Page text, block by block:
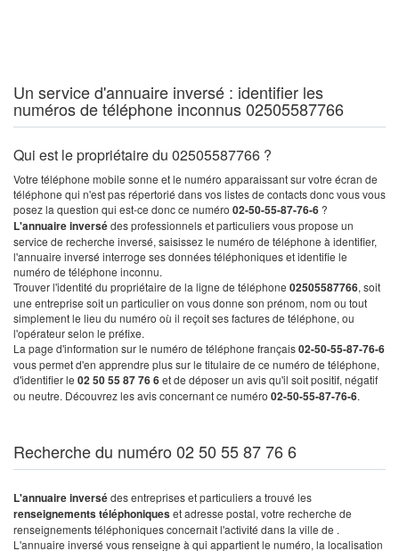
Un service d'annuaire inversé : identifier les
numéros de téléphone inconnus 02505587766
Qui est le propriétaire du 02505587766 ?
Votre téléphone mobile sonne et le numéro apparaissant sur votre écran de
téléphone qui n'est pas répertorié dans vos listes de contacts donc vous vous
posez la question qui est-ce donc ce numéro 02-50-55-87-76-6 ?
L'annuaire inversédes professionnels et particuliers vous propose un
service de recherche inversé, saisissez le numéro de téléphone à identifier,
l'annuaire inversé interroge ses données téléphoniques et identifie le
numéro de téléphone inconnu.
Trouver l'identité du propriétaire de la ligne de téléphone 02505587766, soit
une entreprise soit un particulier on vous donne son prénom, nom ou tout
simplement le lieu du numéro où il reçoit ses factures de téléphone, ou
l'opérateur selon le préfixe.
La page d'information sur le numéro de téléphone français02-50-55-87-76-6
vous permet d'en apprendre plus sur le titulaire de ce numéro de téléphone,
d'identifier le 02 50 55 87 76 6et de déposer un avis qu'il soit positif, négatif
ou neutre. Découvrez les avis concernant ce numéro 02-50-55-87-76-6.
Recherche du numéro 02 50 55 87 76 6
L'annuaire inversédes entreprises et particuliers a trouvé les
renseignements téléphoniqueset adresse postal, votre recherche de
renseignements téléphoniques concernait l'activité dans la ville de .
L'annuaire inversé vous renseigne à qui appartient le numéro, la localisation